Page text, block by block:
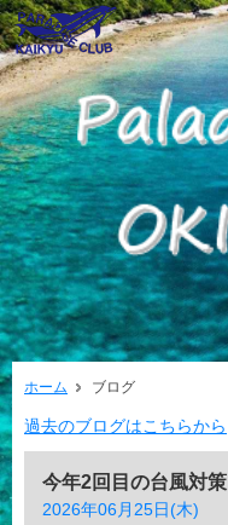
ホーム ブログ
過去のブログはこちらから
今年2回目の台風対策
2026年06月25日(木)